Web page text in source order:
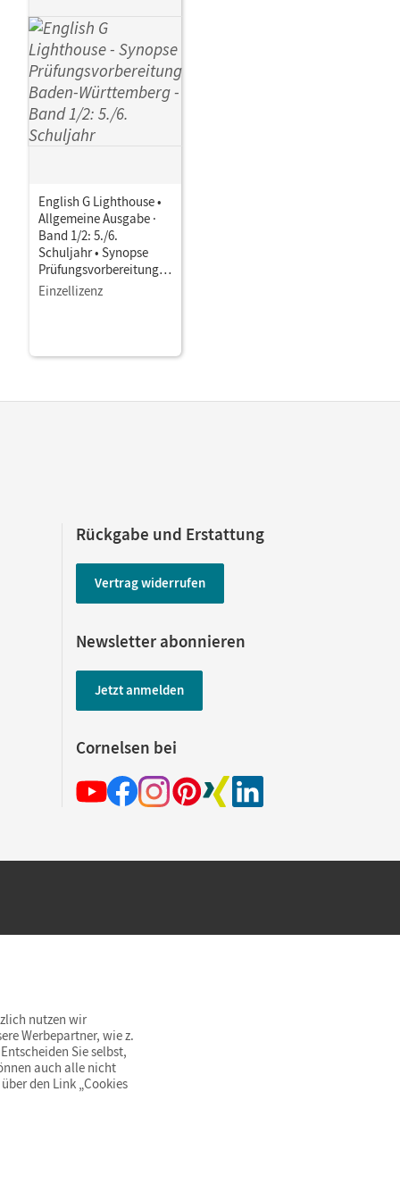
English G Lighthouse •
Allgemeine Ausgabe ·
Band 1/2: 5./6.
Schuljahr • Synopse
Prüfungsvorbereitung
Baden-Württemberg
Einzellizenz
Rückgabe und Erstattung
Vertrag widerrufen
Newsletter abonnieren
Jetzt anmelden
Cornelsen bei
innerhalb Deutschlands
nutzen wir
Werbepartner, wie z.
Sie selbst,
auch alle nicht
den Link „Cookies